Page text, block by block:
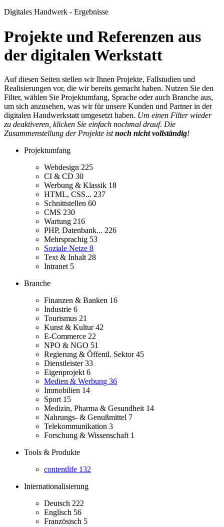
Digitales Handwerk - Ergebnisse
Projekte und Referenzen aus
der digitalen Werkstatt
Auf diesen Seiten stellen wir Ihnen Projekte, Fallstudien und
Realisierungen vor, die wir bereits gemacht haben. Nutzen Sie den
Filter, wählen Sie Projektumfang, Sprache oder auch Branche aus,
um sich anzusehen, was wir für unsere Kunden und Partner in der
digitalen Handwerkstatt umgesetzt haben. Um einen Filter wieder
zu deaktiveren, klicken Sie einfach nochmal drauf. Die
Zusammenstellung der Projekte istnoch nicht vollständig!
Projektumfang
Webdesign 225
CI & CD 30
Werbung & Klassik 18
HTML, CSS... 237
Schnittstellen 60
CMS 230
Wartung 216
PHP, Datenbank... 226
Mehrsprachig 53
Soziale Netze 8
Text & Inhalt 28
Intranet 5
Branche
Finanzen & Banken 16
Industrie 6
Tourismus 21
Kunst & Kultur42
E-Commerce 22
NPO & NGO 51
Regierung & Öffentl. Sektor45
Dienstleister33
Eigenprojekt 6
Medien & Werbung 36
Immobilien 14
Sport 15
Medizin, Pharma & Gesundheit 14
Nahrungs- & Genußmittel 7
Telekommunikation 3
Forschung & Wissenschaft 1
Tools & Produkte
contentlife 132
Internationalisierung
Deutsch 222
Englisch 56
Französisch 5